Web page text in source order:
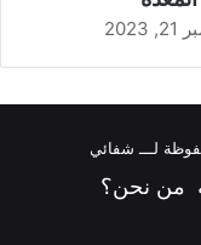
من نحن؟